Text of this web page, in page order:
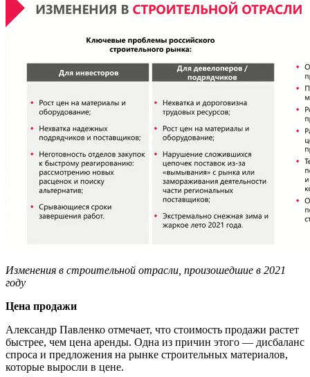
Изменения в строительной отрасли, произошедшие в 2021
году
Цена продажи
Александр Павленко отмечает, что стоимость продажи растет
быстрее, чем цена аренды. Одна из причин этого — дисбаланс
спроса и предложения на рынке строительных материалов,
которые выросли в цене.